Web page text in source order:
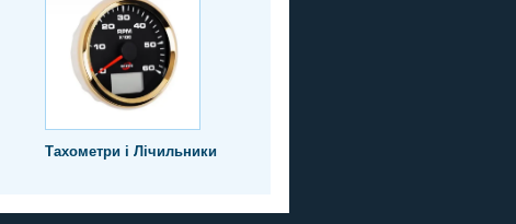
Тахометри і Лічильники